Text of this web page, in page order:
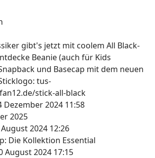
gibt's jetzt mit coolem All Black-
Beanie (auch für Kids
und Basecap mit dem neuen
tus-
stick-all-black
Dezember 2024 11:58
2025
2024 12:26
Die Kollektion Essential
August 2024 17:15